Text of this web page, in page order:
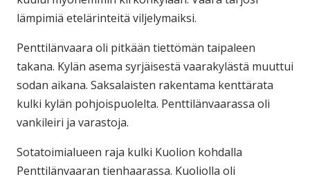
lämpimiä etelärinteitä viljelymaiksi.
Penttilänvaara oli pitkään tiettömän taipaleen
takana. Kylän asema syrjäisestä vaarakylästä muuttui
sodan aikana. Saksalaisten rakentama kenttärata
kulki kylän pohjoispuolelta. Penttilänvaarassa oli
vankileiri ja varastoja.
Sotatoimialueen raja kulki Kuolion kohdalla
Penttilänvaaran tienhaarassa. Kuoliolla oli